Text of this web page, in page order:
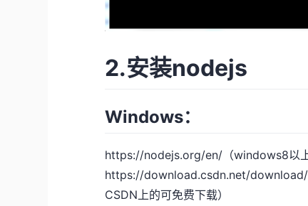
2.安装nodejs
Windows：
https://nodejs.org/en/ （windows8以
https://download.csdn.net/
CSDN上的可免费下载）